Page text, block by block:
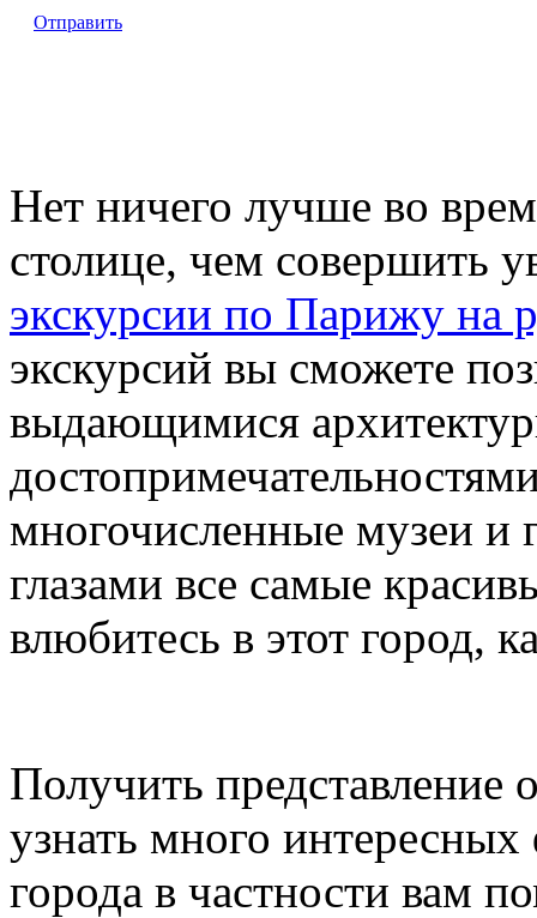
Отправить
Нет ничего лучше во
столице, чем совершить
экскурсии по Парижу на
экскурсий вы сможете
выдающимися
многочисленные музеи и
глазами все самые
влюбитесь в этот город,
Получить представление
узнать много
города в частности вам